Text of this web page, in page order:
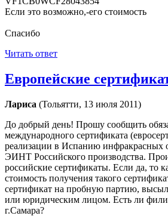
Если это возможно,-его стоимость
Cпасибо
Читать ответ
Европейские
Лариса (Тольятти, 13 июля 2011)
До добрый день! Прошу сообщить
международного сертификата
реализации в Испанию инфракрасных
ЭИНТ Российского производства.
российские сертификаты. Если да, то
стоимость получения такого
сертификат на пробную партию,
или юридическим лицом. Есть ли
г.Самара?